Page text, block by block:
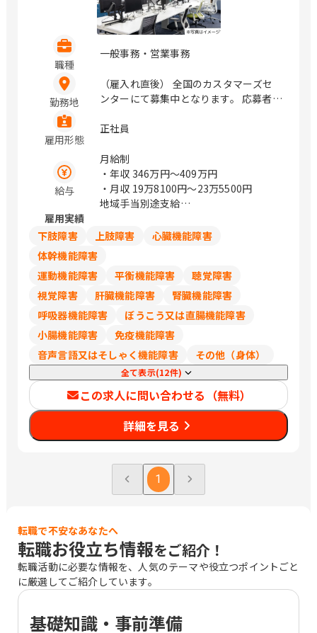
職種
一般事務・営業事務
勤務地
（雇入れ直後） 全国のカスタマーズセ
ンターにて募集中となります。 応募者様
ます。 大阪府大阪市北区大淀中1丁目1
ト34F / 梅田
雇用形態
正社員
給与
月給制
・年収 346万円〜409万円
・月収 19万8100円〜23万5500円
地域手当別途支給
雇用実績
下肢障害
上肢障害
心臓機能障害
体幹機能障害
運動機能障害
平衡機能障害
聴覚障害
視覚障害
肝臓機能障害
腎臓機能障害
呼吸器機能障害
ぼうこう又は直腸機能障害
小腸機能障害
免疫機能障害
音声言語又はそしゃく機能障害
その他（身体）
全て表示(12件)
この求人に問い合わせる（無料）
詳細を見る
1
転職で不安なあなたへ
転職お役立ち情報をご紹介！
転職活動に必要な情報を、人気のテーマや役立つポイントごと
に厳選してご紹介しています。
基礎知識・事前準備